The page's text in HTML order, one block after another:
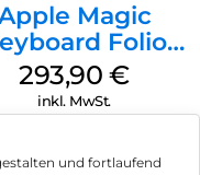
und fortlaufend
Magic
Folio
10.9″ (10.Gen.)
Weiß
293,90€
inkl. MwSt.